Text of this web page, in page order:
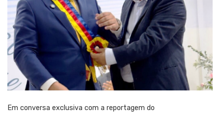
Em conversa exclusiva com a reportagem do